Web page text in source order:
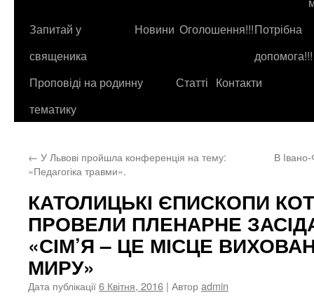
контенту
Запитай у
священика
Новини Оголошення!!!Потрібна
допомога!!!
Проповіді на родинну
тематику
Статті Контакти
← У Львові пройшла конференція на тему:
«Педагогіка травми».
В
КАТОЛИЦЬКІ ЄПИСКОПИ
ПРОВЕЛИ ПЛЕНАРНЕ
«СІМ’Я – ЦЕ МІСЦЕ
МИРУ»
Дата публікації6 Квітня, 2016 | Авторadmin